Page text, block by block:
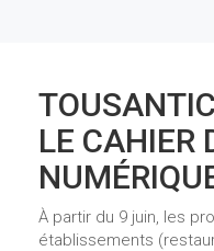
LE CAHIER
À partir du 9 juin, les
établissements